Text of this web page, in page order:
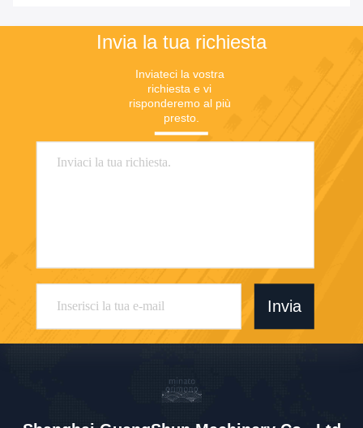
Invia la tua richiesta
Inviateci la vostra
richiesta e vi
risponderemo al più
presto.
Invia